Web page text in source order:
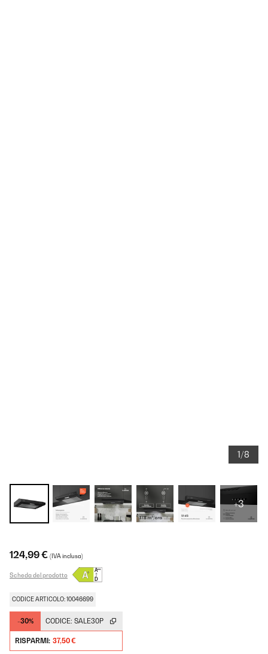
1/8
+3
124,99 € (IVA inclusa)
Scheda del prodotto
CODICE ARTICOLO: 10046699
-30% CODICE: SALE30P
RISPARMI: 37,50 €